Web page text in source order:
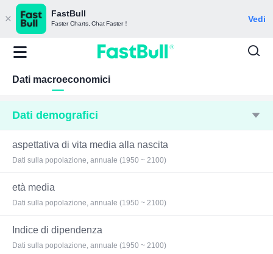
FastBull
Faster Charts, Chat Faster！ Vedi
Dati macroeconomici
Dati demografici
aspettativa di vita media alla nascita
Dati sulla popolazione, annuale (1950 ~ 2100)
età media
Dati sulla popolazione, annuale (1950 ~ 2100)
Indice di dipendenza
Dati sulla popolazione, annuale (1950 ~ 2100)